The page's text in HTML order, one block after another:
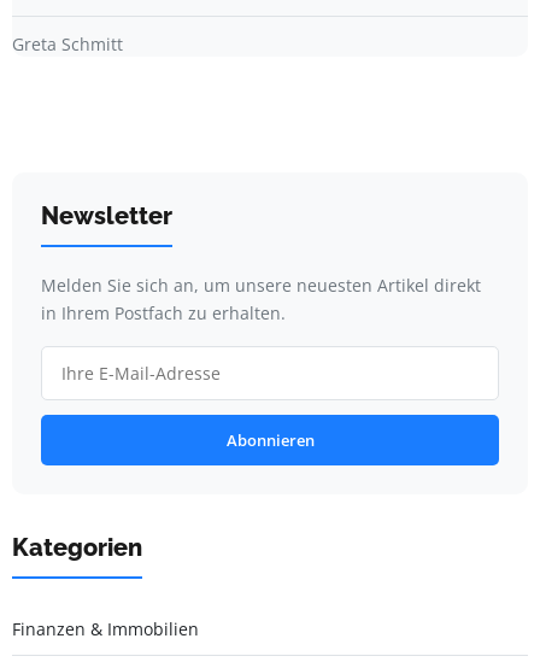
Greta Schmitt
Newsletter
Melden Sie sich an, um unsere neuesten Artikel direkt
in Ihrem Postfach zu erhalten.
Abonnieren
Kategorien
Finanzen & Immobilien